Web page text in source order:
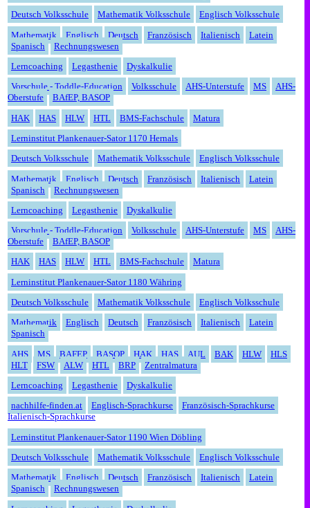
Deutsch Volksschule
Mathematik Volksschule
Englisch Volksschule
Mathematik
Englisch Deutsch Französisch Italienisch
Latein
Spanisch
Rechnungswesen
Lerncoaching Legasthenie
Dyskalkulie
Vorschule - Toddle-Education
Volksschule AHS-Unterstufe MS
AHS-
Oberstufe
BAfEP, BASOP
HAK
HAS HLW HTL BMS-Fachschule
Matura
Lerninstitut Plankenauer-Sator 1170 Hernals
Deutsch Volksschule
Mathematik Volksschule
Englisch Volksschule
Mathematik
Englisch Deutsch Französisch Italienisch
Latein
Spanisch
Rechnungswesen
Lerncoaching
Legasthenie
Dyskalkulie
Vorschule - Toddle-Education
Volksschule AHS-Unterstufe MS
AHS-
Oberstufe
BAfEP, BASOP
HAK
HAS HLW HTL BMS-Fachschule
Matura
Lerninstitut Plankenauer-Sator 1180 Währing
Deutsch Volksschule
Mathematik Volksschule
Englisch Volksschule
Mathematik
Englisch Deutsch Französisch Italienisch
Latein
Spanisch
AHS
MS BAFEP BASOP HAK HAS AUL BAK HLW
HLS
HLT
FSW ALW HTL BRP
Zentralmatura
Lerncoaching
Legasthenie
Dyskalkulie
nachhilfe-finden.at
Englisch-Sprachkurse
Französisch-Sprachkurse
Italienisch-Sprachkurse
Lerninstitut Plankenauer-Sator 1190 Wien Döbling
Deutsch Volksschule
Mathematik Volksschule
Englisch Volksschule
Mathematik
Englisch Deutsch Französisch Italienisch
Latein
Spanisch
Rechnungswesen